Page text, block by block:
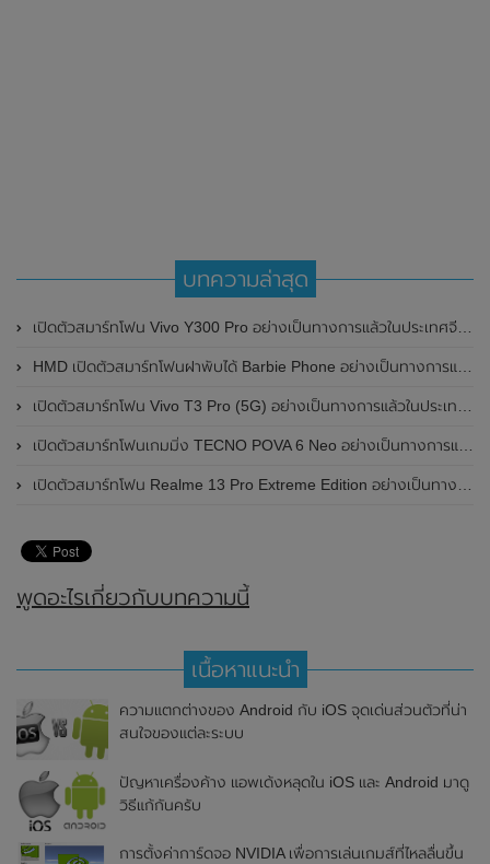
บทความล่าสุด
เปิดตัวสมาร์ทโฟน Vivo Y300 Pro อย่างเป็นทางการแล้วในประเทศจีน มาพร้อมดีไซน์พรีเมี่ยม ทนทาน และแบตเตอรี่สุดอึดขนาดใหญ่ 6,500mAh พร้อมรองรับการชาร์จไว 80W
HMD เปิดตัวสมาร์ทโฟนฝาพับได้ Barbie Phone อย่างเป็นทางการแล้ว มาพร้อมธีมสีชมพูสดใส
เปิดตัวสมาร์ทโฟน Vivo T3 Pro (5G) อย่างเป็นทางการแล้วในประเทศอินเดีย
เปิดตัวสมาร์ทโฟนเกมมิ่ง TECNO POVA 6 Neo อย่างเป็นทางการแล้วในประเทศไทย ในราคา 8,499 บาท
เปิดตัวสมาร์ทโฟน Realme 13 Pro Extreme Edition อย่างเป็นทางการแล้วในประเทศจีน
พูดอะไรเกี่ยวกับบทความนี้
เนื้อหาแนะนำ
ความแตกต่างของ Android กับ iOS จุดเด่นส่วนตัวที่น่า
สนใจของแต่ละระบบ
ปัญหาเครื่องค้าง แอพเด้งหลุดใน iOS และ Android มาดู
วิธีแก้กันครับ
การตั้งค่าการ์ดจอ NVIDIA เพื่อการเล่นเกมส์ที่ไหลลื่นขึ้น